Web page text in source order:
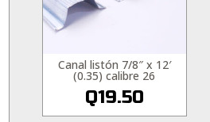
Canal listón 7/8″ x 12′
(0.35) calibre 26
Q19.50